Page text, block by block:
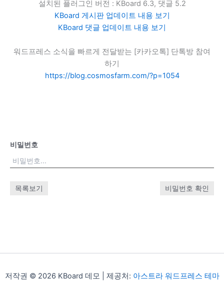
설치된 플러그인 버전 : KBoard 6.3, 댓글 5.2
KBoard 게시판 업데이트 내용 보기
KBoard 댓글 업데이트 내용 보기
워드프레스 소식을 빠르게 전달받는 [카카오톡] 단톡방 참여
하기
https://blog.cosmosfarm.com/?p=1054
비밀번호
목록보기 비밀번호 확인
저작권 © 2026 KBoard 데모 | 제공처: 아스트라 워드프레스 테마